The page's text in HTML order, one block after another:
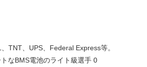
TNT、UPS、Federal Express等。